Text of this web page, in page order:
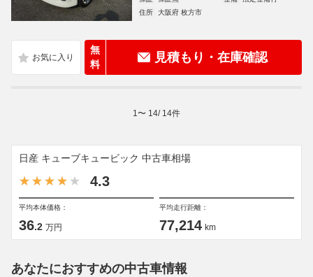
住所
大阪府 枚方市
無
料
見積もり・在庫確認
1 〜 14/ 14件
日産 キューブキュービック 中古車相場
4.3
平均本体価格：
36.2 万円
平均走行距離：
77,214 km
あなたにおすすめの中古車情報